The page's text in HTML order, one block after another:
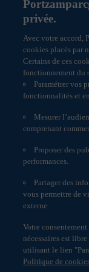
externes à
Un site internet
tierce pour
alors son propre
Un site internet
de publicité pour
de publicité
2 – Différents
d’identifier les
informations
fonctionnement
En aucun cas,
les personnes
Les Cookies
communication
15/07/2026
Informations
Accessibilité
Engagement
Données
Service
privée.
Avec votre accord,
cookies placés par
Certains de ces
fonctionnement du
Paramétrer vos
fonctionnalités et
Mesurer
comprenant
Proposer des
performances.
Partager des
vous permettre de
externe.
Votre
nécessaires est
utilisant le lien
Politique de